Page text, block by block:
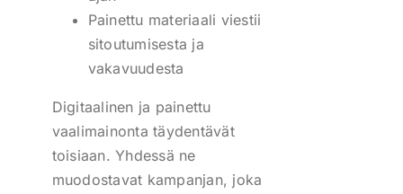
Painettu materiaali viestii
sitoutumisesta ja
vakavuudesta
Digitaalinen ja painettu
vaalimainonta täydentävät
toisiaan. Yhdessä ne
muodostavat kampanjan, joka